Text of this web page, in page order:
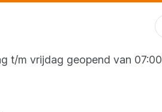
t/m vrijdag geopend van 07:00